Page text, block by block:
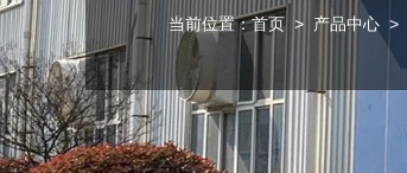
当前位置：首页> 产品中心 >